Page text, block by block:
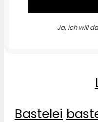
Ja, ich will
Bastelei